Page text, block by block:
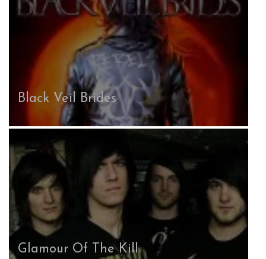
Black Veil Brides
Glamour Of The Kill